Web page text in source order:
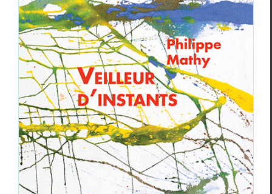
Philippe Mathy,Veilleur d’instants
Philippe Mathy